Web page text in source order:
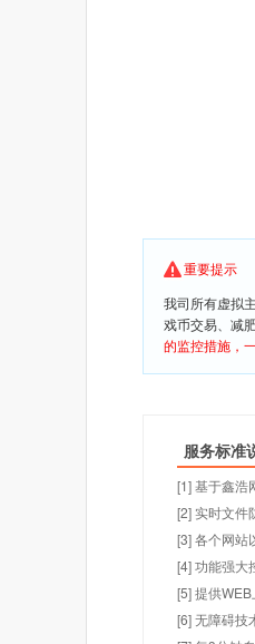
重要提示
我司所有虚拟
戏币交易、减
的监控措施，
服务标准
[1] 基于鑫浩
[2] 实时文件
[3] 各个网站
[4] 功能强大
[5] 提供
[6] 无障碍技